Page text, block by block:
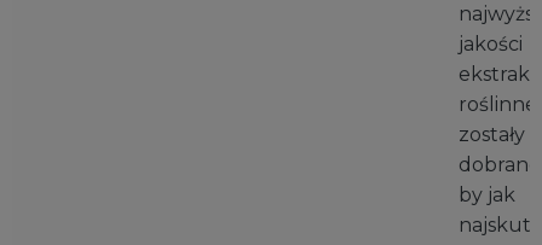
jakości
zostały
by jak